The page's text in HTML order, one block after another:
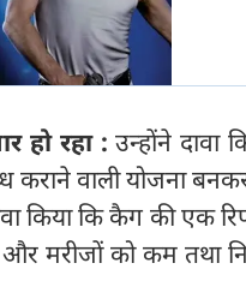
हो रहा :उन्होंने दावा
कराने वाली योजना
किया कि कैग की एक
है और मरीजों को कम तथा